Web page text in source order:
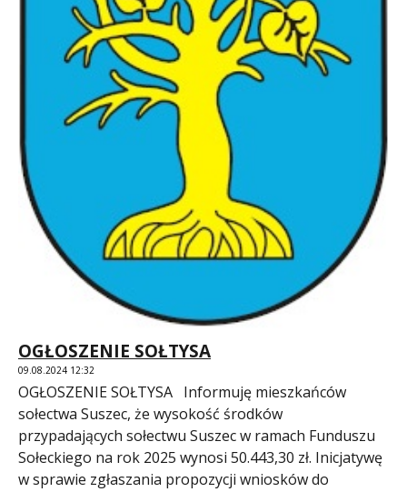
OGŁOSZENIE SOŁTYSA
09.08.2024 12:32
OGŁOSZENIE SOŁTYSA Informuję mieszkańców
sołectwa Suszec, że wysokość środków
przypadających sołectwu Suszec w ramach Funduszu
Sołeckiego na rok 2025 wynosi 50.443,30 zł. Inicjatywę
w sprawie zgłaszania propozycji wniosków do